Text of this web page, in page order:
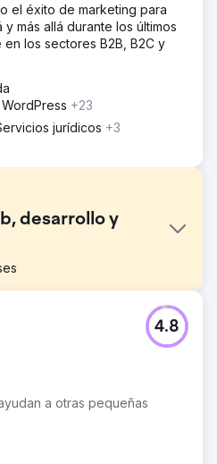
el éxito de marketing para
más allá durante los últimos
los sectores B2B, B2C y
+23
jurídicos +3
desarrollo y
fue crear un sitio web que
activamente en la fase
crear algo totalmente
propósito: brindar
a otras pequeñas
4.8